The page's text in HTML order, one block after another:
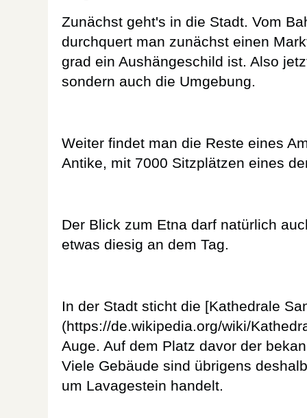
Zunächst geht's in die Stadt. Vom
durchquert man zunächst einen
grad ein Aushängeschild ist. Also
sondern auch die Umgebung.
Weiter findet man die Reste eines
Antike, mit 7000 Sitzplätzen eines
Der Blick zum Etna darf natürlich
etwas diesig an dem Tag.
In der Stadt sticht die [Kathedrale
(https://de.wikipedia.org/wiki/
Auge. Auf dem Platz davor der
Viele Gebäude sind übrigens
um Lavagestein handelt.